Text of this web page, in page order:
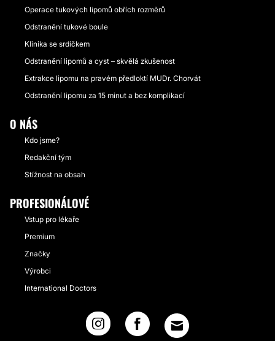
Operace tukových lipomů obřích rozměrů
Odstranění tukové boule
Klinika se srdíčkem
Odstranění lipomů a cyst – skvělá zkušenost
Extrakce lipomu na pravém předloktí MUDr. Chorvát
Odstranění lipomu za 15 minut a bez komplikací
O NÁS
Kdo jsme?
Redakční tým
Stížnost na obsah
PROFESIONÁLOVÉ
Vstup pro lékaře
Premium
Značky
Výrobci
International Doctors